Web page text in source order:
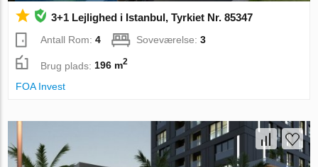
3+1 Lejlighed i Istanbul, Tyrkiet Nr. 85347
Antall Rom:4 Soveværelse:3
Brug plads: 196 m2
FOA Invest